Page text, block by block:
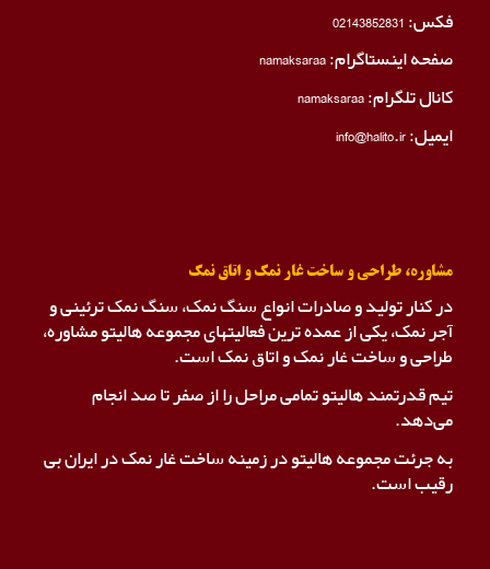
فکس:02143852831
صفحه اینستاگرام:namaksaraa
کانال تلگرام:namaksaraa
ایمیل: info@halito.ir
مشاوره، طراحی و ساخت غار نمک و اتاق نمک
در کنار تولید و صادرات انواع سنگ نمک، سنگ نمک ترئینی و
آجر نمک، یکی از عمده ترین فعالیتهای مجموعه هالیتو مشاوره،
طراحی و ساخت غار نمک و اتاق نمک است.
تیم قدرتمند هالیتو تمامی مراحل را از صفر تا صد انجام
می‌دهد.
به جرئت مجموعه هالیتو در زمینه ساخت غار نمک در ایران بی
رقیب است.